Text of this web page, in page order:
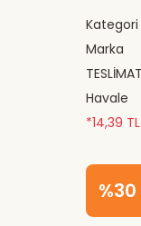
Kategori
Marka
Havale
*14,39
%30